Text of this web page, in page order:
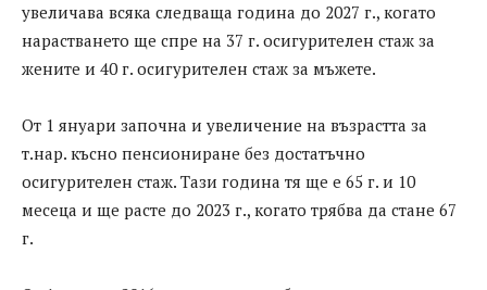
увеличава всяка следваща година до 2027 г., когато
нарастването ще спре на 37 г. осигурителен стаж за
жените и 40 г. осигурителен стаж за мъжете.
От 1 януари започна и увеличение на възрастта за
т.нар. късно пенсиониране без достатъчно
осигурителен стаж. Тази година тя ще е 65 г. и 10
месеца и ще расте до 2023 г., когато трябва да стане 67
г.